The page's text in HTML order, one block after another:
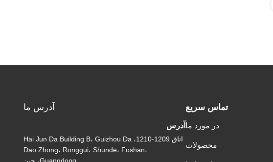
تماس سریع
در مورد ما
محصولات
آدرس ما
آدرس
اتاق 1209-1210، Hai Jun Da Building B، Guizhou Da
Dao Zhong، Ronggui، Shunde، Foshan،